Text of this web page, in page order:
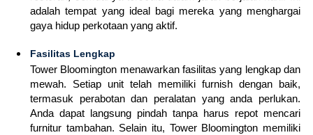
adalah tempat yang ideal bagi mereka yang menghargai
gaya hidup perkotaan yang aktif.
Fasilitas Lengkap
Tower Bloomington menawarkan fasilitas yang lengkap dan
mewah. Setiap unit telah memiliki furnish dengan baik,
termasuk perabotan dan peralatan yang anda perlukan.
Anda dapat langsung pindah tanpa harus repot mencari
furnitur tambahan. Selain itu, Tower Bloomington memiliki